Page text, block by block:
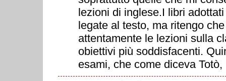
lezioni di inglese.I libri
legate al testo, ma ritengo
attentamente le lezioni sulla
obiettivi più soddisfacenti.
esami, che come diceva